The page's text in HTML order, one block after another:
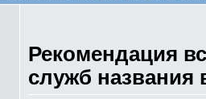
Рекомендация
служб названия